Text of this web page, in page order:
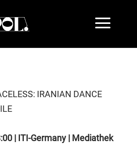
IRANIAN DANCE
| ITI-Germany | Mediathek